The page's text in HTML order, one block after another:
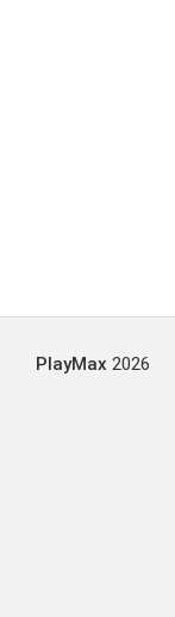
PlayMax 2026